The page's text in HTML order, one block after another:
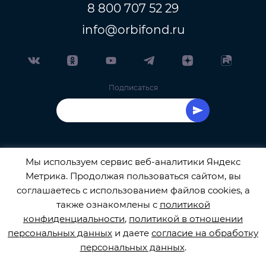
8 800 707 52 29
info@orbifond.ru
Подписаться
ОФИЦИАЛЬНЫЙ ОПЕРАТОР ОБРАБОТКИ
ПЕРСОНАЛЬНЫХ ДАННЫХ РЕГИСТРАЦИОННЫЙ
НОМЕР 77-22-133540
Мы используем сервис веб-аналитики Яндекс
Метрика. Продолжая пользоваться сайтом, вы
соглашаетесь с использованием файлов cookies, а
также ознакомлены с политикой
конфиденциальности, политикой в отношении
персональных данных и даете согласие на обработку
персональных данных.